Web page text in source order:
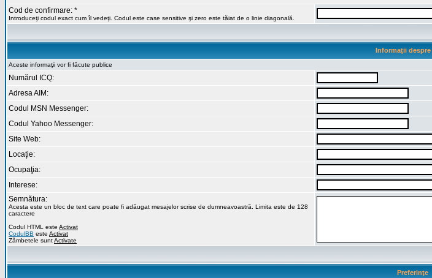
Cod de confirmare: *
Introduceţi codul exact cum îl vedeţi. Codul este case sensitive şi zero este tăiat de o linie diagonală.
Informaţii
Aceste informaţii vor fi făcute publice
Numărul ICQ:
Adresa AIM:
Codul MSN Messenger:
Codul Yahoo Messenger:
Site Web:
Locaţie:
Ocupaţia:
Interese:
Semnătura:
Acesta este un bloc de text care poate fi adăugat mesajelor scrise de dumneavoastră. Limita este de 128
caractere
Codul HTML este Activat
CodulBB este Activat
Zâmbetele suntActivate
Preferinţe